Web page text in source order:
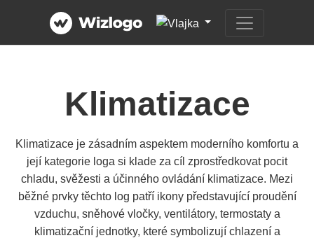
Klimatizace
Klimatizace je zásadním aspektem moderního komfortu a
její kategorie loga si klade za cíl zprostředkovat pocit
chladu, svěžesti a účinného ovládání klimatizace. Mezi
běžné prvky těchto log patří ikony představující proudění
vzduchu, sněhové vločky, ventilátory, termostaty a
klimatizační jednotky, které symbolizují chlazení a